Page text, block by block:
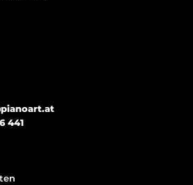
441